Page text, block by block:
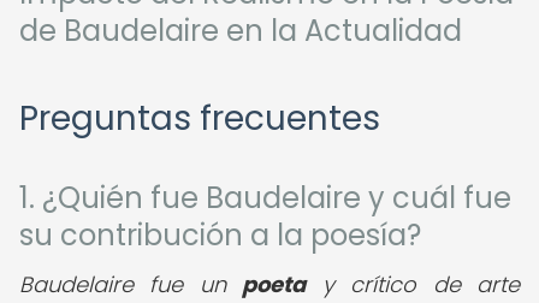
de Baudelaire en la Actualidad
Preguntas frecuentes
1. ¿Quién fue Baudelaire y cuál fue
su contribución a la poesía?
Baudelaire fue un poetay crítico de arte